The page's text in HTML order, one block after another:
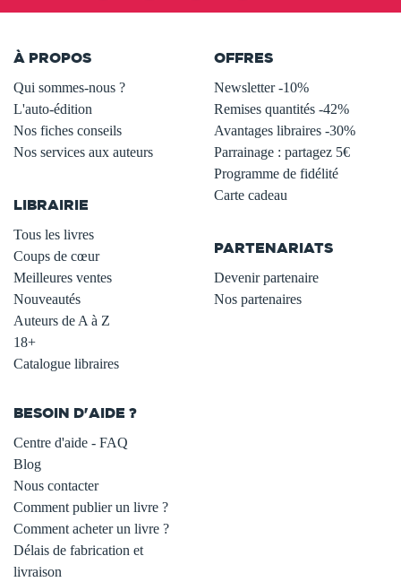
À PROPOS
Qui sommes-nous ?
L'auto-édition
Nos fiches conseils
Nos services aux auteurs
LIBRAIRIE
Tous les livres
Coups de cœur
Meilleures ventes
Nouveautés
Auteurs de A à Z
18+
Catalogue libraires
OFFRES
Newsletter -10%
Remises quantités -42%
Avantages libraires -30%
Parrainage : partagez 5€
Programme de fidélité
Carte cadeau
PARTENARIATS
Devenir partenaire
Nos partenaires
BESOIN D'AIDE ?
Centre d'aide - FAQ
Blog
Nous contacter
Comment publier un livre ?
Comment acheter un livre ?
Délais de fabrication et
livraison